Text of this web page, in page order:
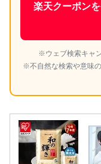
楽天クーポン
※ウェブ検索キャ
※不自然な検索や意味